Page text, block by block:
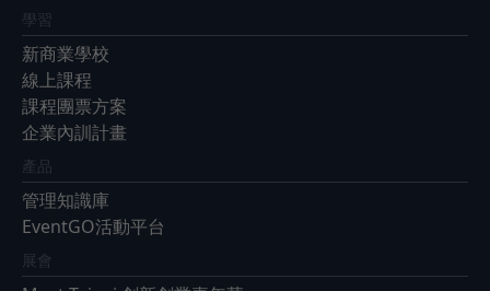
學習
新商業學校
線上課程
課程團票方案
企業內訓計畫
產品
管理知識庫
EventGO活動平台
展會